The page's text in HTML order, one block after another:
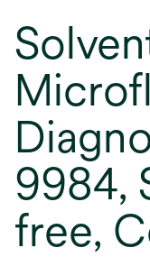
9984,
free,